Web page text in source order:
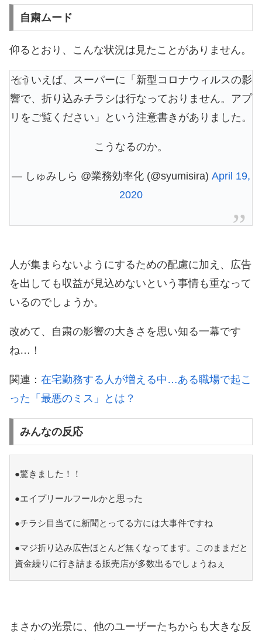
自粛ムード
仰るとおり、こんな状況は見たことがありません。
そういえば、スーパーに「新型コロナウィルスの影
響で、折り込みチラシは行なっておりません。アプ
リをご覧ください」という注意書きがありました。
こうなるのか。
— しゅみしら @業務効率化 (@syumisira) April 19,
2020
人が集まらないようにするための配慮に加え、広告
を出しても収益が見込めないという事情も重なって
いるのでしょうか。
改めて、自粛の影響の大きさを思い知る一幕です
ね…！
関連： 在宅勤務する人が増える中…ある職場で起こ
った「最悪のミス」とは？
みんなの反応
●驚きました！！
●エイプリールフールかと思った
●チラシ目当てに新聞とってる方には大事件ですね
●マジ折り込み広告ほとんど無くなってます。このままだと
資金繰りに行き詰まる販売店が多数出るでしょうねぇ
まさかの光景に、他のユーザーたちからも大きな反